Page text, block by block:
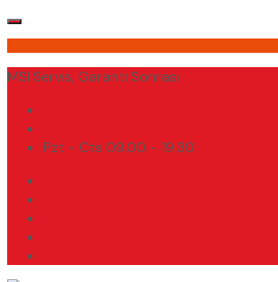
MSI Servis, Garanti Sonrası
Pzt - Cts 09.00 - 19.30